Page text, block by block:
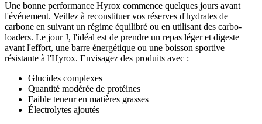
Une bonne performance Hyrox commence quelques jours avant
l'événement. Veillez à reconstituer vos réserves d'hydrates de
carbone en suivant un régime équilibré ou en utilisant des carbo-
loaders. Le jour J, l'idéal est de prendre un repas léger et digeste
avant l'effort, une barre énergétique ou une boisson sportive
résistante à l'Hyrox. Envisagez des produits avec :
Glucides complexes
Quantité modérée de protéines
Faible teneur en matières grasses
Électrolytes ajoutés